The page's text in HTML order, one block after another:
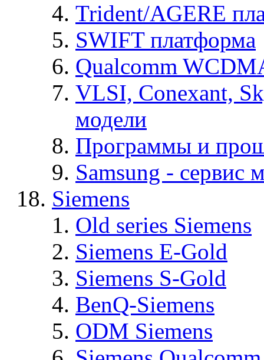
Trident/AGERE
SWIFT платформа
Qualcomm
VLSI, Conexant,
модели
Программы и
Samsung - cервис
Siemens
Old series Siemens
Siemens E-Gold
Siemens S-Gold
BenQ-Siemens
ODM Siemens